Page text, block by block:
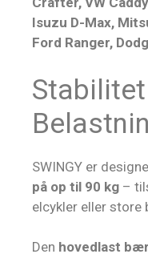
Isuzu D-Max,
Ford Ranger,
SWINGY er
på op til 90 kg –
elcykler eller store
Den hovedlast